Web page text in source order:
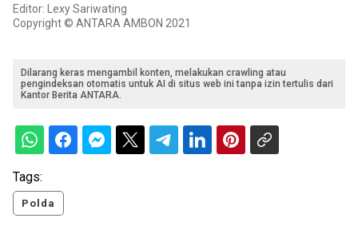
Editor: Lexy Sariwating
Copyright © ANTARA AMBON 2021
Dilarang keras mengambil konten, melakukan crawling atau
pengindeksan otomatis untuk AI di situs web ini tanpa izin tertulis dari
Kantor Berita ANTARA.
Tags:
Polda